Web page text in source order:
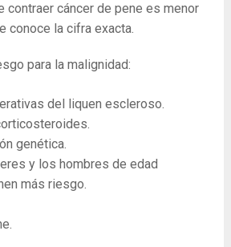
contraer cáncer de pene es menor
conoce la cifra exacta.
para la malignidad:
del liquen escleroso.
genética.
y los hombres de edad
más riesgo.